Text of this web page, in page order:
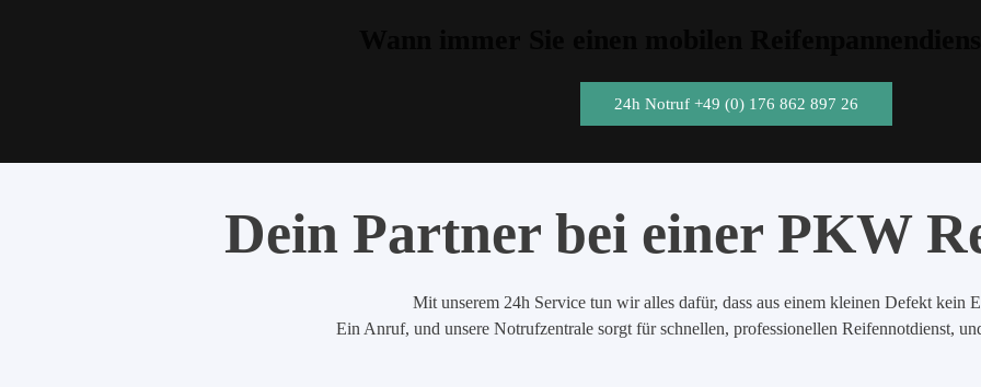
24h Notruf +49 (0) 176 862 897 26
Dein Partner bei einer PKW
Mit unserem 24h Service tun wir alles dafür, dass aus einem kleinen Defekt kein
Ein Anruf, und unsere Notrufzentrale sorgt für schnellen, professionellen Reifennotdienst,